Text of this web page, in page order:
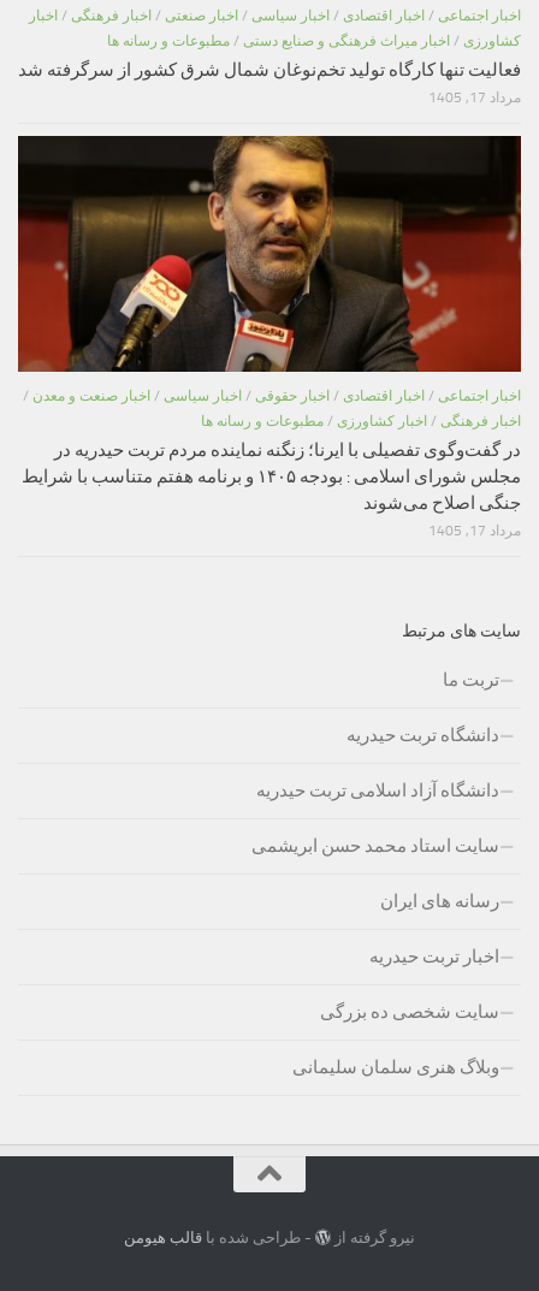
اخبار اجتماعی / اخبار اقتصادی / اخبار سیاسی / اخبار صنعتی / اخبار فرهنگی / اخبار
کشاورزی / اخبار میراث فرهنگی و صنایع دستی / مطبوعات و رسانه ها
فعالیت تنها کارگاه تولید تخم‌نوغان شمال شرق کشور از سرگرفته شد
مرداد 17, 1405
اخبار اجتماعی / اخبار اقتصادی / اخبار حقوقی / اخبار سیاسی / اخبار صنعت و معدن /
اخبار فرهنگی / اخبار کشاورزی / مطبوعات و رسانه ها
در گفت‌وگوی تفصیلی با ایرنا؛ زنگنه نماینده مردم تربت حیدریه در
مجلس شورای اسلامی : بودجه ۱۴۰۵ و برنامه هفتم متناسب با شرایط
جنگی اصلاح می‌شوند
مرداد 17, 1405
سایت های مرتبط
تربت ما
دانشگاه تربت حیدریه
دانشگاه آزاد اسلامی تربت حیدریه
سایت استاد محمد حسن ابریشمی
رسانه های ایران
اخبار تربت حیدریه
سایت شخصی ده بزرگی
وبلاگ هنری سلمان سلیمانی
نیرو گرفته از - طراحی شده باقالب هیومن